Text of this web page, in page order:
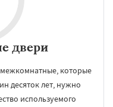
двери
межкомнатные, которые
десяток лет, нужно
используемого